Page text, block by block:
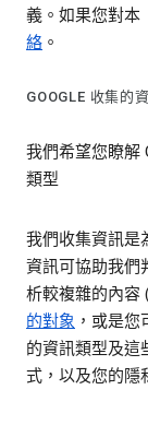
義。如果您對本
絡 。
GOOGLE 收集的
我們希望您瞭解
類型
我們收集資訊是
資訊可協助我們
析較複雜的內容
的對象 ，或是
的資訊類型及這
式，以及您的隱